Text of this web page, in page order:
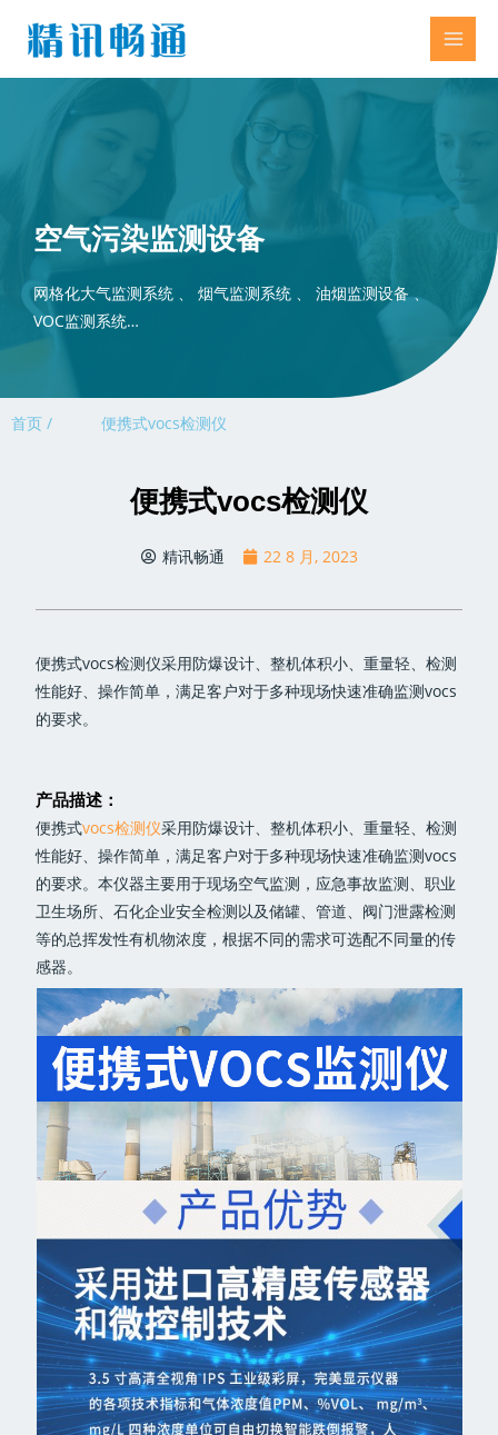
空气污染监测设备
网格化大气监测系统 、 烟气监测系统 、 油烟监测设备 、
VOC监测系统…
首页 / 便携式vocs检测仪
便携式vocs检测仪
精讯畅通 22 8 月, 2023
便携式vocs检测仪采用防爆设计、整机体积小、重量轻、检测
性能好、操作简单，满足客户对于多种现场快速准确监测vocs
的要求。
产品描述：
便携式vocs检测仪采用防爆设计、整机体积小、重量轻、检测
性能好、操作简单，满足客户对于多种现场快速准确监测vocs
的要求。本仪器主要用于现场空气监测，应急事故监测、职业
卫生场所、石化企业安全检测以及储罐、管道、阀门泄露检测
等的总挥发性有机物浓度，根据不同的需求可选配不同量的传
感器。